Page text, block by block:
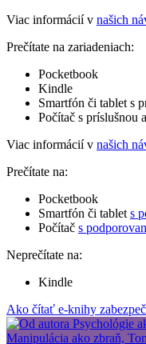
Viac informácií v našich
Prečítate na zariadeniach:
Pocketbook
Kindle
Smartfón či tablet s
Počítač s príslušnou
Viac informácií v našich
Prečítate na:
Pocketbook
Smartfón či tablet s
Počítač s
Neprečítate na:
Kindle
Ako čítať e-knihy